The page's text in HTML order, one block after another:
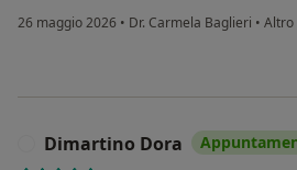
26 maggio 2026 • Dr. Carmela Baglieri • Altro
Dimartino Dora